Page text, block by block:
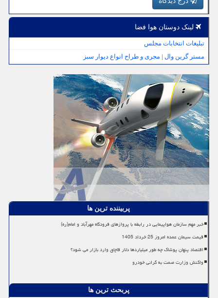
لینک دوستان هوا فضا
تبلیغات انتخابات مجلس
مستر گرین وال | مجری و طراح انواع دیوار سبز
پربیننده ترین ها
خبر مهم سازمان هواپیمایی در رابطه با پروازهای فرودگاه مهرآباد و امام(ره)
قیمت سیمان عمده امروز 25 خرداد 1405
اقتصاد پنهان پوشاک چه طور میلیاردها دلار قاچاق وارد بازار می شود؟
واکنش وزارت صمت به گرانی خودرو
پربحث ترین ها